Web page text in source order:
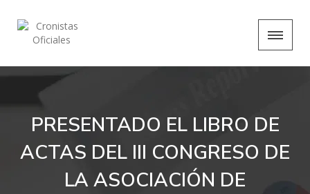
PRESENTADO EL LIBRO DE
ACTAS DEL III CONGRESO DE
LA ASOCIACIÓN DE